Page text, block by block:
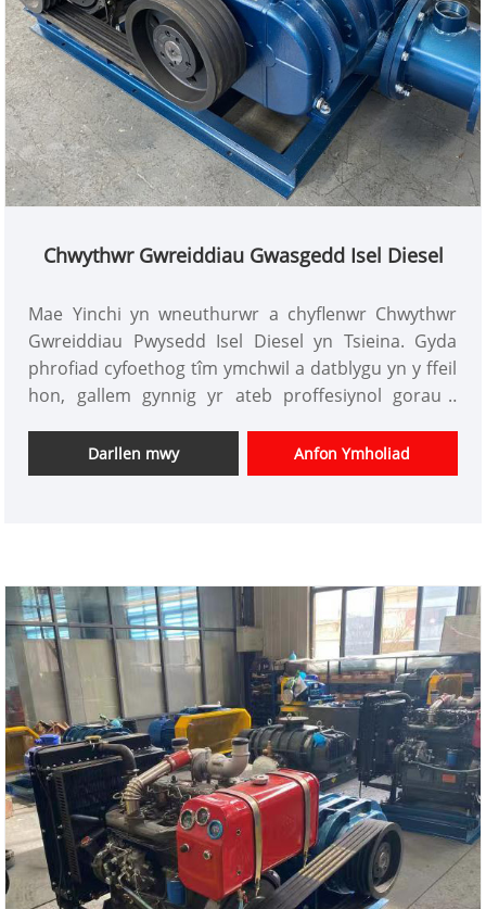
Chwythwr Gwreiddiau Gwasgedd Isel Diesel
Mae Yinchi yn wneuthurwr a chyflenwr Chwythwr
Gwreiddiau Pwysedd Isel Diesel yn Tsieina. Gyda
phrofiad cyfoethog tîm ymchwil a datblygu yn y ffeil
hon, gallem gynnig yr ateb proffesiynol gorau i
Rydym wedi bod yn ffatri addasu Roots Blower yn
Tsieina yn unol â chais cleientiaid.
Darllen mwy Anfon Ymholiad